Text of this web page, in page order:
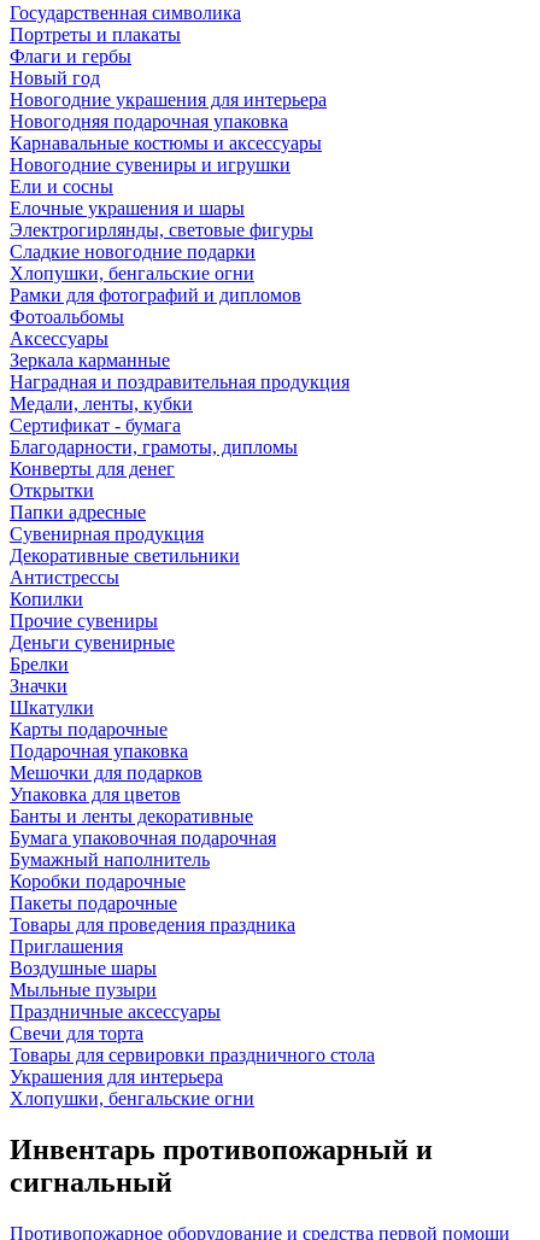
Государственная символика
Портреты и плакаты
Флаги и гербы
Новый год
Новогодние украшения для интерьера
Новогодняя подарочная упаковка
Карнавальные костюмы и аксессуары
Новогодние сувениры и игрушки
Ели и сосны
Елочные украшения и шары
Электрогирлянды, световые фигуры
Сладкие новогодние подарки
Хлопушки, бенгальские огни
Рамки для фотографий и дипломов
Фотоальбомы
Аксессуары
Зеркала карманные
Наградная и поздравительная продукция
Медали, ленты, кубки
Сертификат - бумага
Благодарности, грамоты, дипломы
Конверты для денег
Открытки
Папки адресные
Сувенирная продукция
Декоративные светильники
Антистрессы
Копилки
Прочие сувениры
Деньги сувенирные
Брелки
Значки
Шкатулки
Карты подарочные
Подарочная упаковка
Мешочки для подарков
Упаковка для цветов
Банты и ленты декоративные
Бумага упаковочная подарочная
Бумажный наполнитель
Коробки подарочные
Пакеты подарочные
Товары для проведения праздника
Приглашения
Воздушные шары
Мыльные пузыри
Праздничные аксессуары
Свечи для торта
Товары для сервировки праздничного стола
Украшения для интерьера
Хлопушки, бенгальские огни
Инвентарь противопожарный и
сигнальный
Противопожарное оборудование и средства первой помощи